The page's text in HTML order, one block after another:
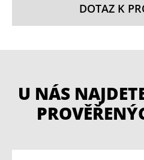
DOTAZ K
U NÁS